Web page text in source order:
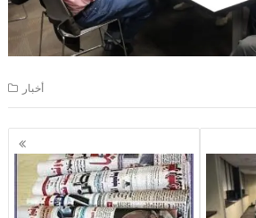
أخبار
Posts
navigation